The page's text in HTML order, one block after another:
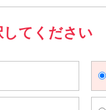
してください